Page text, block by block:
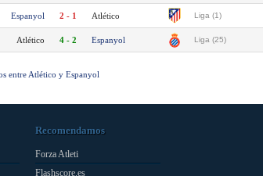
Espanyol 2 - 1 Atlético Liga (1)
Atlético 4 - 2 Espanyol Liga (25)
entre Atlético y Espanyol
Recomendamos
Forza Atleti
Flashscore.es